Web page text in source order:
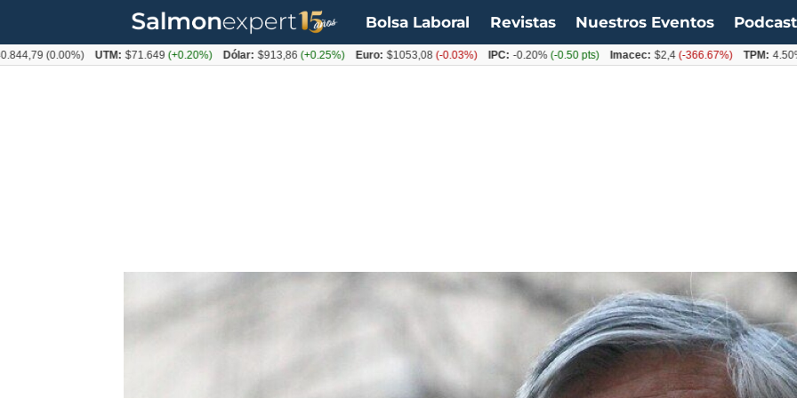
Bolsa Laboral Revistas Nuestros Eventos Podcast
(0.00%) UTM: $71.649(+0.20%) Dólar: $913,86(+0.25%) Euro: $1053,08(-0.03%) IPC: -0.20%(-0.50 pts) Imacec: $2,4(-366.67%) TPM: 4.50%